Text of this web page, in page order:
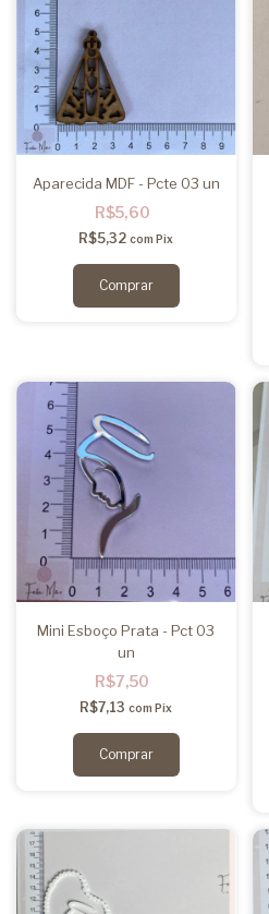
Aparecida MDF - Pcte 03 un
R$5,60
R$5,32com Pix
Mini Esboço Prata - Pct 03
un
R$7,50
R$7,13com Pix